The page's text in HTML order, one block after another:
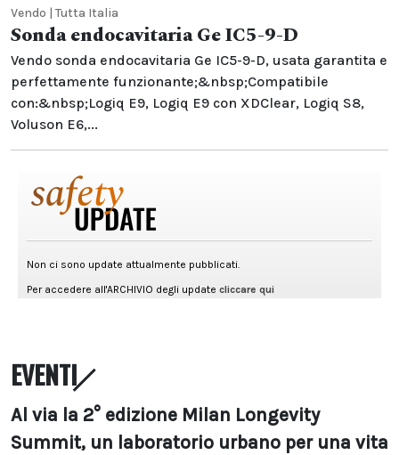
Vendo | Tutta Italia
Sonda endocavitaria Ge IC5-9-D
Vendo sonda endocavitaria Ge IC5-9-D, usata garantita e
perfettamente funzionante;&nbsp;Compatibile
con:&nbsp;Logiq E9, Logiq E9 con XDClear, Logiq S8,
Voluson E6,...
EVENTI
Al via la 2° edizione Milan Longevity
Summit, un laboratorio urbano per una vita